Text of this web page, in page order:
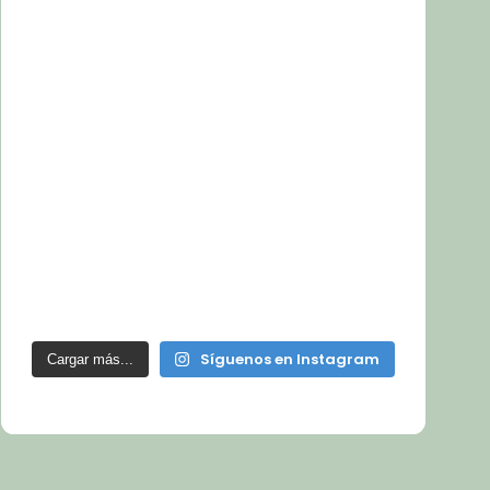
Cargar más... Síguenos en Instagram